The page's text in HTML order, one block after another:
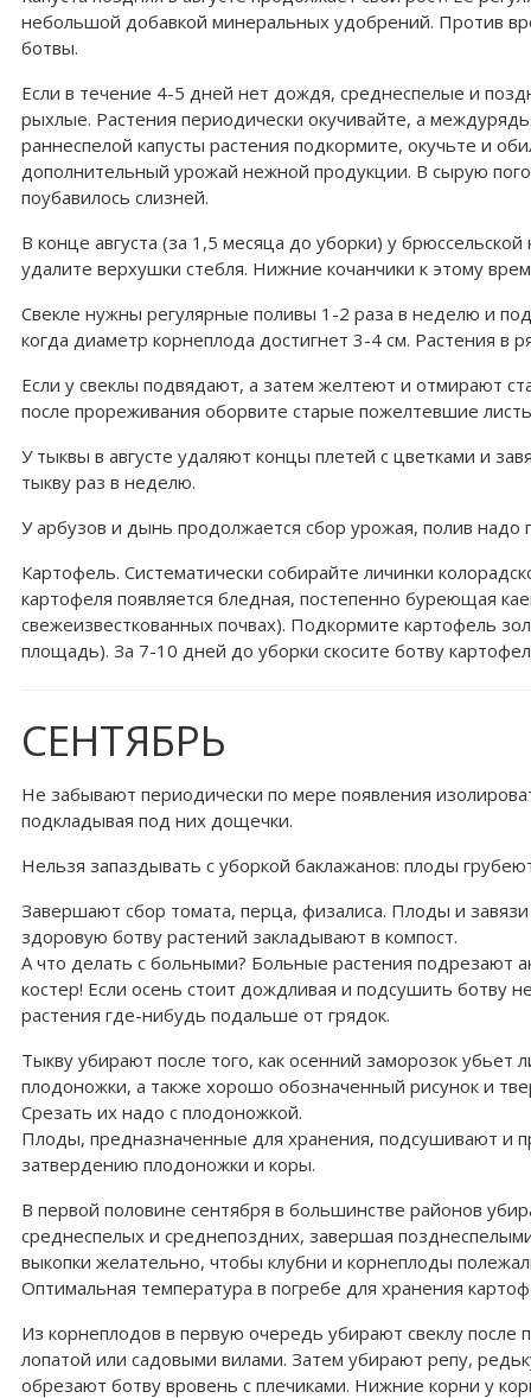
небольшой добавкой минеральных удобрений. Против
ботвы.
Если в течение 4-5 дней нет дождя, среднеспелые и
рыхлые. Растения периодически окучивайте, а
раннеспелой капусты растения подкормите, окучьте и
дополнительный урожай нежной продукции. В сырую
поубавилось слизней.
В конце августа (за 1,5 месяца до уборки) у
удалите верхушки стебля. Нижние кочанчики к этому
Свекле нужны регулярные поливы 1-2 раза в неделю и
когда диаметр корнеплода достигнет 3-4 см. Растения в
Если у свеклы подвядают, а затем желтеют и отмирают
после прореживания оборвите старые пожелтевшие
У тыквы в августе удаляют концы плетей с цветками и
тыкву раз в неделю.
У арбузов и дынь продолжается сбор урожая, полив надо
Картофель. Систематически собирайте личинки
картофеля появляется бледная, постепенно буреющая
свежеизвесткованных почвах). Подкормите картофель
площадь). За 7-10 дней до уборки скосите ботву
СЕНТЯБРЬ
Не забывают периодически по мере появления
подкладывая под них дощечки.
Нельзя запаздывать с уборкой баклажанов: плоды
Завершают сбор томата, перца, физалиса. Плоды и
здоровую ботву растений закладывают в компост.
А что делать с больными? Больные растения подрезают
костер! Если осень стоит дождливая и подсушить ботву
растения где-нибудь подальше от грядок.
Тыкву убирают после того, как осенний заморозок убьет
плодоножки, а также хорошо обозначенный рисунок и
Срезать их надо с плодоножкой.
Плоды, предназначенные для хранения, подсушивают и
затвердению плодоножки и коры.
В первой половине сентября в большинстве районов
среднеспелых и среднепоздних, завершая
выкопки желательно, чтобы клубни и корнеплоды
Оптимальная температура в погребе для хранения
Из корнеплодов в первую очередь убирают свеклу
лопатой или садовыми вилами. Затем убирают репу,
обрезают ботву вровень с плечиками. Нижние корни у